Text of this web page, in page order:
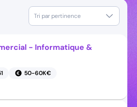
Tri par pertinence
- Informatique &
50-60K€